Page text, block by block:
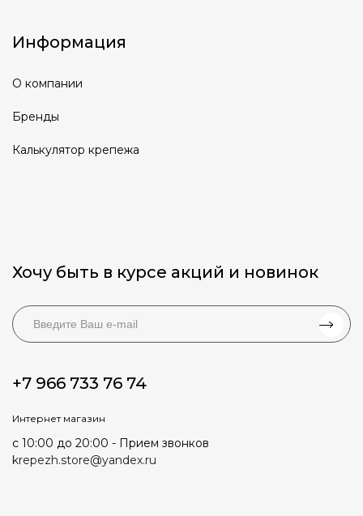
Информация
О компании
Бренды
Калькулятор крепежа
Хочу быть в курсе акций и новинок
+7 966 733 76 74
Интернет магазин
с 10:00 до 20:00 - Прием звонков
krepezh.store@yandex.ru